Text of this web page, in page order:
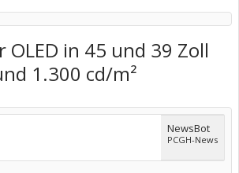
OLED in 45 und 39 Zoll
1.300 cd/m²
NewsBot
PCGH-News